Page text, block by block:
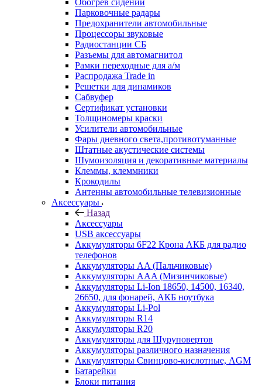
Обогрев сидений
Парковочные радары
Предохранители автомобильные
Процессоры звуковые
Радиостанции СБ
Разъемы для автомагнитол
Рамки переходные для а/м
Распродажа Trade in
Решетки для динамиков
Сабвуфер
Сертификат установки
Толщиномеры краски
Усилители автомобильные
Фары дневного света,противотуманные
Штатные акустические системы
Шумоизоляция и декоративные материалы
Клеммы, клеммники
Крокодилы
Антенны автомобильные телевизионные
Аксессуары
Назад
Аксессуары
USB аксессуары
Аккумуляторы 6F22 Крона АКБ для радио
телефонов
Аккумуляторы AA (Пальчиковые)
Аккумуляторы AAA (Мизинчиковые)
Аккумуляторы Li-Ion 18650, 14500, 16340,
26650, для фонарей, АКБ ноутбука
Аккумуляторы Li-Pol
Аккумуляторы R14
Аккумуляторы R20
Аккумуляторы для Шуруповертов
Аккумуляторы различного назначения
Аккумуляторы Свинцово-кислотные, AGM
Батарейки
Блоки питания